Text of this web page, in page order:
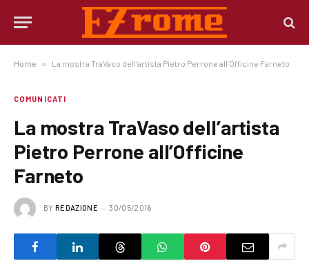
Home » La mostra TraVaso dell’artista Pietro Perrone all’Officine Farneto
COMUNICATI
La mostra TraVaso dell’artista
Pietro Perrone all’Officine
Farneto
BY REDAZIONE 30/05/2016